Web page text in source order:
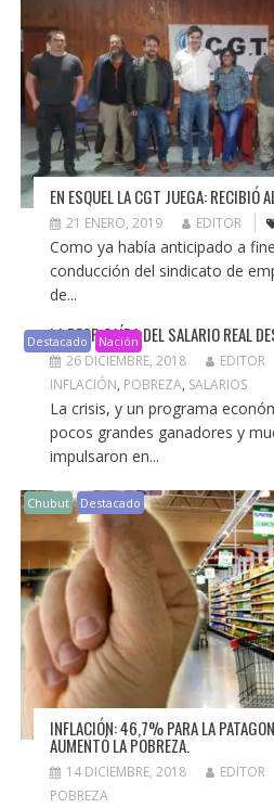
EN ESQUEL LA CGT JUEGA: RECIBIÓ
21 ENERO, 2019 EDITOR
Como ya había anticipado a
conducción del sindicato de
de...
Destacado Nación
LA PEOR CAÍDA DEL SALARIO REAL
26 DICIEMBRE, 2018 EDITOR
INFLACIÓN, POBREZA, SALARIOS
La crisis, y un programa
pocos grandes ganadores y
impulsaron en...
Chubut Destacado
INFLACIÓN: 46,7% PARA LA
AUMENTÓ LA POBREZA.
14 DICIEMBRE, 2018 EDITOR
POBREZA